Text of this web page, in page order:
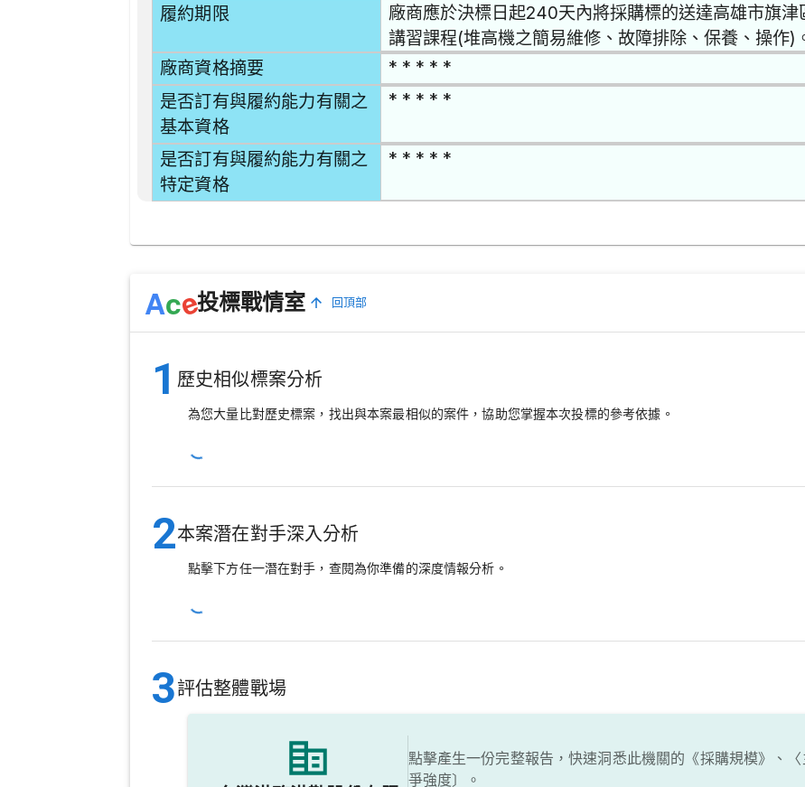
履約期限
廠商應於決標日起240天內將採購標的送達高雄市旗
講習課程(堆高機之簡易維修、故障排除、保養、操作)
廠商資格摘要 * * * * *
是否訂有與履約能力有關之
基本資格
* * * * *
是否訂有與履約能力有關之
特定資格
* * * * *
Ace投標戰情室 回頂部
1 歷史相似標案分析
為您大量比對歷史標案，找出與本案最相似的案件，協助您掌握本次投標的參考依據。
2本案潛在對手深入分析
點擊下方任一潛在對手，查閱為你準備的深度情報分析。
3評估整體戰場
點擊產生一份完整報告，快速洞悉此機關的《採購規模》、
爭強度〕。